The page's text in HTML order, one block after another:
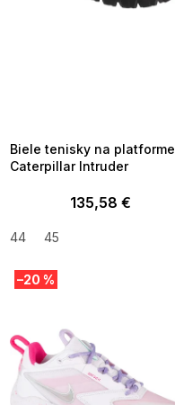
Biele tenisky na platforme
Caterpillar Intruder
135,58 €
44 45
–20 %